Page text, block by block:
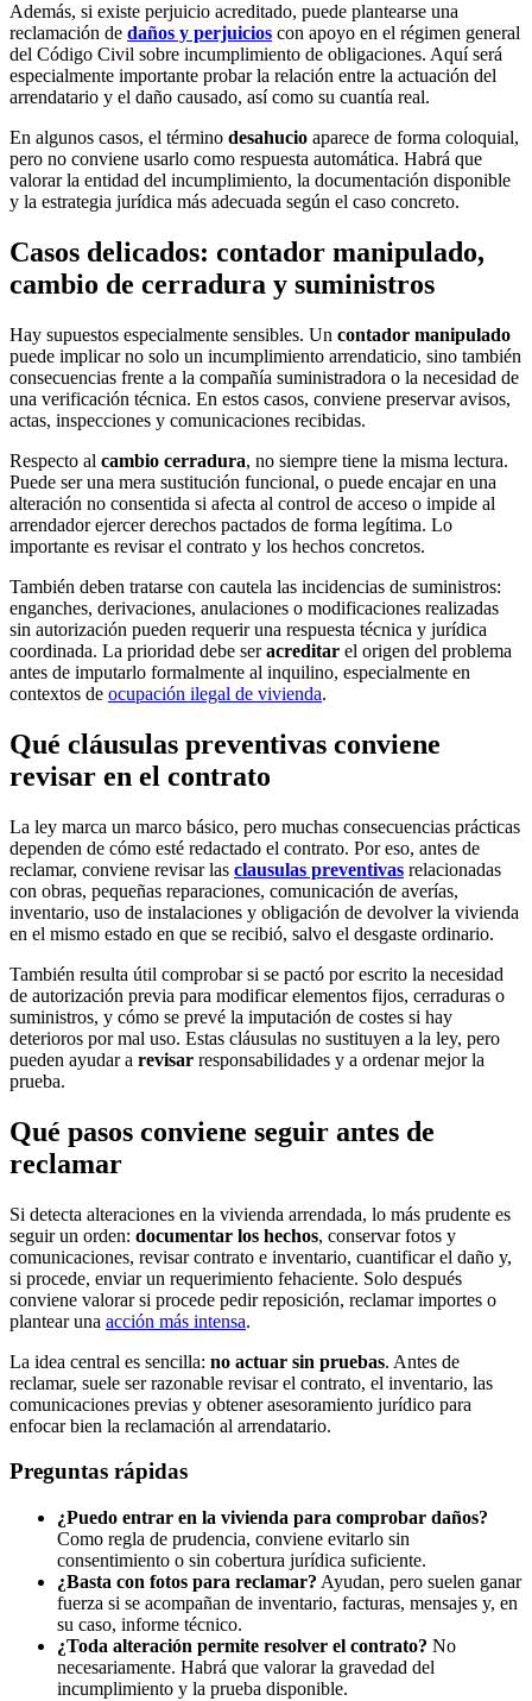
Además, si existe perjuicio acreditado, puede plantearse una
reclamación de daños y perjuicios con apoyo en el régimen general
del Código Civil sobre incumplimiento de obligaciones. Aquí será
especialmente importante probar la relación entre la actuación del
arrendatario y el daño causado, así como su cuantía real.
En algunos casos, el término desahucio aparece de forma coloquial,
pero no conviene usarlo como respuesta automática. Habrá que
valorar la entidad del incumplimiento, la documentación disponible
y la estrategia jurídica más adecuada según el caso concreto.
Casos delicados: contador manipulado,
cambio de cerradura y suministros
Hay supuestos especialmente sensibles. Un contador manipulado
puede implicar no solo un incumplimiento arrendaticio, sino también
consecuencias frente a la compañía suministradora o la necesidad de
una verificación técnica. En estos casos, conviene preservar avisos,
actas, inspecciones y comunicaciones recibidas.
Respecto al cambio cerradura, no siempre tiene la misma lectura.
Puede ser una mera sustitución funcional, o puede encajar en una
alteración no consentida si afecta al control de acceso o impide al
arrendador ejercer derechos pactados de forma legítima. Lo
importante es revisar el contrato y los hechos concretos.
También deben tratarse con cautela las incidencias de suministros:
enganches, derivaciones, anulaciones o modificaciones realizadas
sin autorización pueden requerir una respuesta técnica y jurídica
coordinada. La prioridad debe seracreditar el origen del problema
antes de imputarlo formalmente al inquilino, especialmente en
contextos de ocupación ilegal de vivienda.
Qué cláusulas preventivas conviene
revisar en el contrato
La ley marca un marco básico, pero muchas consecuencias prácticas
dependen de cómo esté redactado el contrato. Por eso, antes de
reclamar, conviene revisar las clausulas preventivas relacionadas
con obras, pequeñas reparaciones, comunicación de averías,
inventario, uso de instalaciones y obligación de devolver la vivienda
en el mismo estado en que se recibió, salvo el desgaste ordinario.
También resulta útil comprobar si se pactó por escrito la necesidad
de autorización previa para modificar elementos fijos, cerraduras o
suministros, y cómo se prevé la imputación de costes si hay
deterioros por mal uso. Estas cláusulas no sustituyen a la ley, pero
pueden ayudar a revisar responsabilidades y a ordenar mejor la
prueba.
Qué pasos conviene seguir antes de
reclamar
Si detecta alteraciones en la vivienda arrendada, lo más prudente es
seguir un orden: documentar los hechos, conservar fotos y
comunicaciones, revisar contrato e inventario, cuantificar el daño y,
si procede, enviar un requerimiento fehaciente. Solo después
conviene valorar si procede pedir reposición, reclamar importes o
plantear una acción más intensa.
La idea central es sencilla: no actuar sin pruebas. Antes de
reclamar, suele ser razonable revisar el contrato, el inventario, las
comunicaciones previas y obtener asesoramiento jurídico para
enfocar bien la reclamación al arrendatario.
Preguntas rápidas
¿Puedo entrar en la vivienda para comprobar daños?
Como regla de prudencia, conviene evitarlo sin
consentimiento o sin cobertura jurídica suficiente.
¿Basta con fotos para reclamar? Ayudan, pero suelen ganar
fuerza si se acompañan de inventario, facturas, mensajes y, en
su caso, informe técnico.
¿Toda alteración permite resolver el contrato? No
necesariamente. Habrá que valorar la gravedad del
incumplimiento y la prueba disponible.